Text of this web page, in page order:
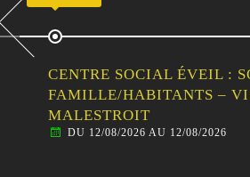
CENTRE SOCIAL ÉVEIL :
FAMILLE/HABITANTS –
MALESTROIT
DU 12/08/2026 AU 12/08/2026